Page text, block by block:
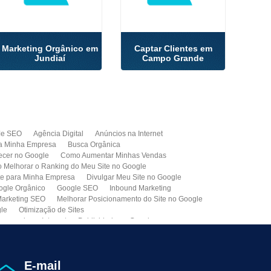
Marketing Orgânico em
Jundiaí
Captar Clientes em
Campo Grande
SEO Agência Digital
Anúncios na Internet
Minha Empresa
Busca Orgânica
no Google
Como Aumentar Minhas Vendas
Melhorar o Ranking do Meu Site no Google
para Minha Empresa
Divulgar Meu Site no Google
Orgânico Google SEO
Inbound Marketing
SEO
Melhorar Posicionamento do Site no Google
Otimização de Sites
na Internet
Publicidade no Google
de Clientes
E-mail